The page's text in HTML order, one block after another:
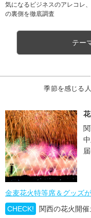
気になるビジネスのアレコレ
の裏側を徹底調査
テー
季節を感じる
金麦花火特等席＆グッズ
CHECK!
関西の花火開